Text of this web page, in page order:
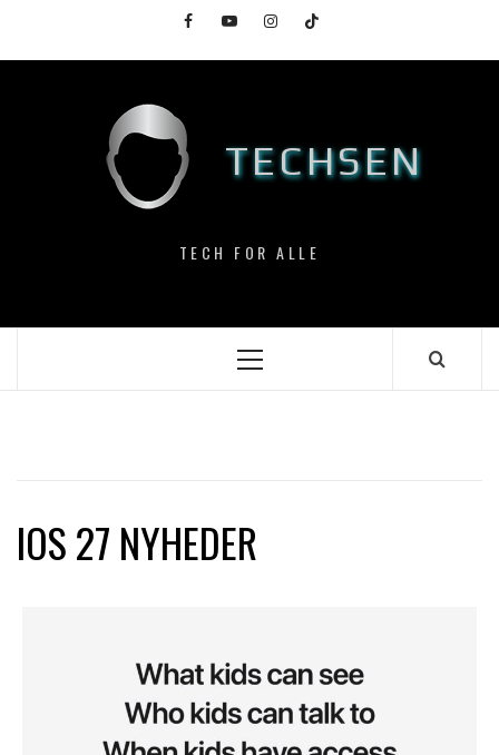
content
FacebookYouTubeInstagramTikTok
TECHSEN
TECH FOR ALLE
Primary
IOS 27 NYHEDER